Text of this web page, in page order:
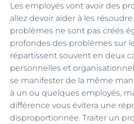
Les employés vont avoir des
allez devoir aider à les
problèmes ne sont pas créés
profondes des problèmes sur
répartissent souvent en deux
personnelles et
se manifester de la même
à un ou quelques employés,
différence vous évitera une
disproportionnée. Traiter un